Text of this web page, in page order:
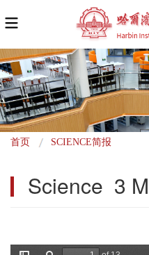
面
首页 SCIENCE简报
Science  3